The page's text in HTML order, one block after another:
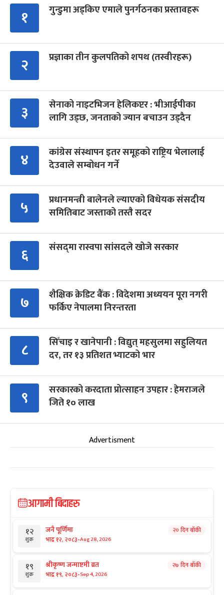
१ गुन्डुमा अड्किए एमाले पुनर्गठनका प्रस्तावहरू
२ प्रज्ञाका तीन कुलपतिको शपथ (तस्वीरहरू)
३
सेनाको नाइटभिजन हेलिकप्टर : भीआईपीका
लागि उड्छ, जनताको ज्यान बचाउन उड्दैन
४
कांग्रेस संस्थापन इतर समूहको राष्ट्रिय भेलालाई
देउवाले सम्बोधन गर्ने
५
प्रधानमन्त्री बालेनले ल्याएको विधेयक संसदीय
समितिबाट जस्ताको तस्तै सदर
६ संसद्‍मा रास्वपा सांसदले खोजे सरकार
७
शैक्षिक क्रेडिट बैंक : विदेशमा अध्ययन पूरा नगरी
फर्किए नेपालमा निरन्तरता
८
सिँचाइ र खानेपानी : विद्युत् महसुलमा सहुलियत
दर, तर १३ प्रतिशत भ्याटको भार
९
सरकारको करदाता प्रोत्साहन उपहार : हेमराजले
जिते १० लाख
Advertisment
आगामी बिदाहरु
१२
शुक्र
जनै पूर्णिमा
भाद्र १२, २०८३-Aug 28, 2026
२० दिन बाँकी
१९
शुक्र
श्रीकृष्ण जन्माष्टमी व्रत
भाद्र १९, २०८३-Sep 4, 2026
२७ दिन बाँकी